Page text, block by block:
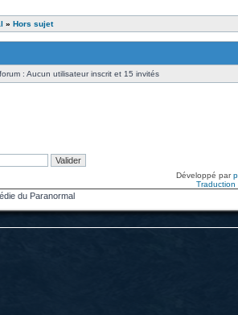
» Hors sujet
: Aucun utilisateur inscrit et 15 invités
Développé par
Traduction
du Paranormal